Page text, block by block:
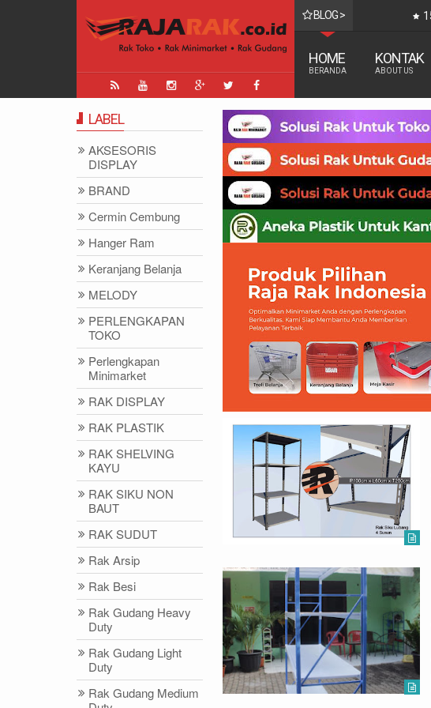
BLOG >
15 PERINGKAT MATA UANG TERTINGGI DI DUNIA
HOME
BERANDA
KONTAK
ABOUT US
DIDIN - (021)87786434
0812-8855-1012(WA)
didin@rajarak.co.id
IDRIS - (021)87786435
idris@rajarak.co.id
LABEL
AKSESORIS
DISPLAY
BRAND
Cermin Cembung
Hanger Ram
Keranjang Belanja
MELODY
PERLENGKAPAN
TOKO
Perlengkapan
Minimarket
RAK DISPLAY
RAK PLASTIK
RAK SHELVING
KAYU
RAK SIKU NON
BAUT
RAK SUDUT
Rak Arsip
Rak Besi
Rak Gudang Heavy
Duty
Rak Gudang Light
Duty
Rak Gudang Medium